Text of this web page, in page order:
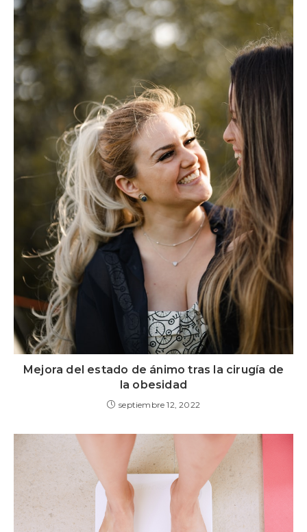
Mejora del estado de ánimo tras la cirugía de
la obesidad
septiembre 12, 2022